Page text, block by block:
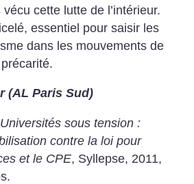
cette lutte de l’intérieur.
essentiel pour saisir les
dans les mouvements de
(AL Paris Sud)
Universités sous tension :
contre la loi pour
et le CPE, Syllepse, 2011,